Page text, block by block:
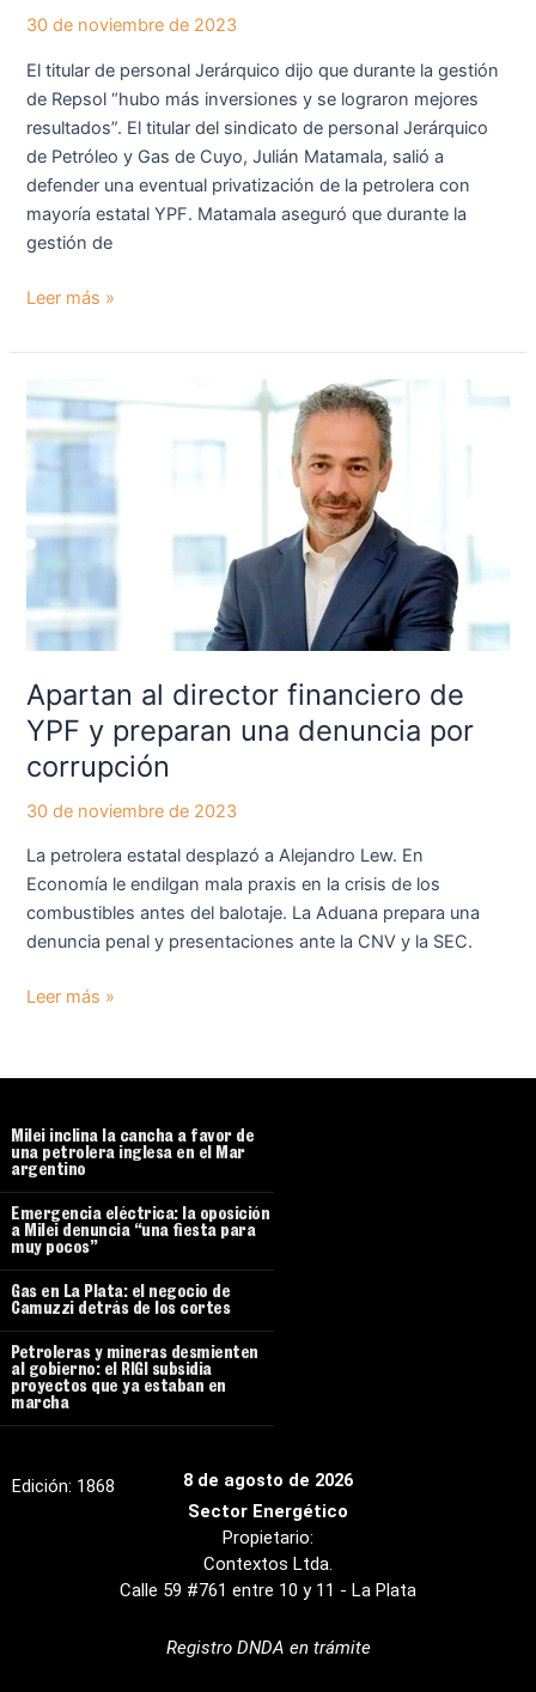
30 de noviembre de 2023
El titular de personal Jerárquico dijo que durante la gestión
de Repsol “hubo más inversiones y se lograron mejores
resultados”. El titular del sindicato de personal Jerárquico
de Petróleo y Gas de Cuyo, Julián Matamala, salió a
defender una eventual privatización de la petrolera con
mayoría estatal YPF. Matamala aseguró que durante la
gestión de
Leer más »
Apartan al director financiero de
YPF y preparan una denuncia por
corrupción
30 de noviembre de 2023
La petrolera estatal desplazó a Alejandro Lew. En
Economía le endilgan mala praxis en la crisis de los
combustibles antes del balotaje. La Aduana prepara una
denuncia penal y presentaciones ante la CNV y la SEC.
Apartan
al
director
financiero
de
YPF
una
denuncia
por
corrupción
Leer más »
8 de agosto de 2026
Edición: 1868
Sector Energético
Propietario:
Contextos Ltda.
Calle 59 #761 entre 10 y 11 - La Plata
Registro DNDA en trámite
Milei inclina la cancha a favor de
una petrolera inglesa en el Mar
argentino
Emergencia eléctrica: la oposición
a Milei denuncia “una fiesta para
muy pocos”
Gas en La Plata: el negocio de
Camuzzi detrás de los cortes
Petroleras y mineras desmienten
al gobierno: el RIGI subsidia
proyectos que ya estaban en
marcha